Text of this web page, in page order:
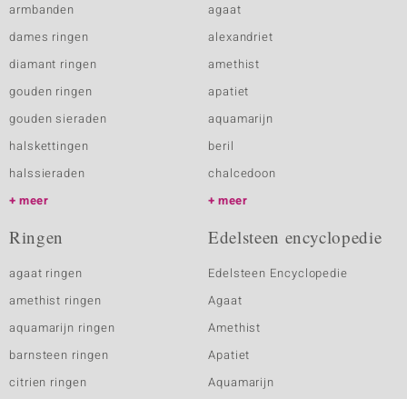
armbanden
dames ringen
diamant ringen
gouden ringen
gouden sieraden
halskettingen
halssieraden
meer
agaat
alexandriet
amethist
apatiet
aquamarijn
beril
chalcedoon
meer
Ringen
agaat ringen
amethist ringen
aquamarijn ringen
barnsteen ringen
citrien ringen
Edelsteen encyclopedie
Edelsteen Encyclopedie
Agaat
Amethist
Apatiet
Aquamarijn